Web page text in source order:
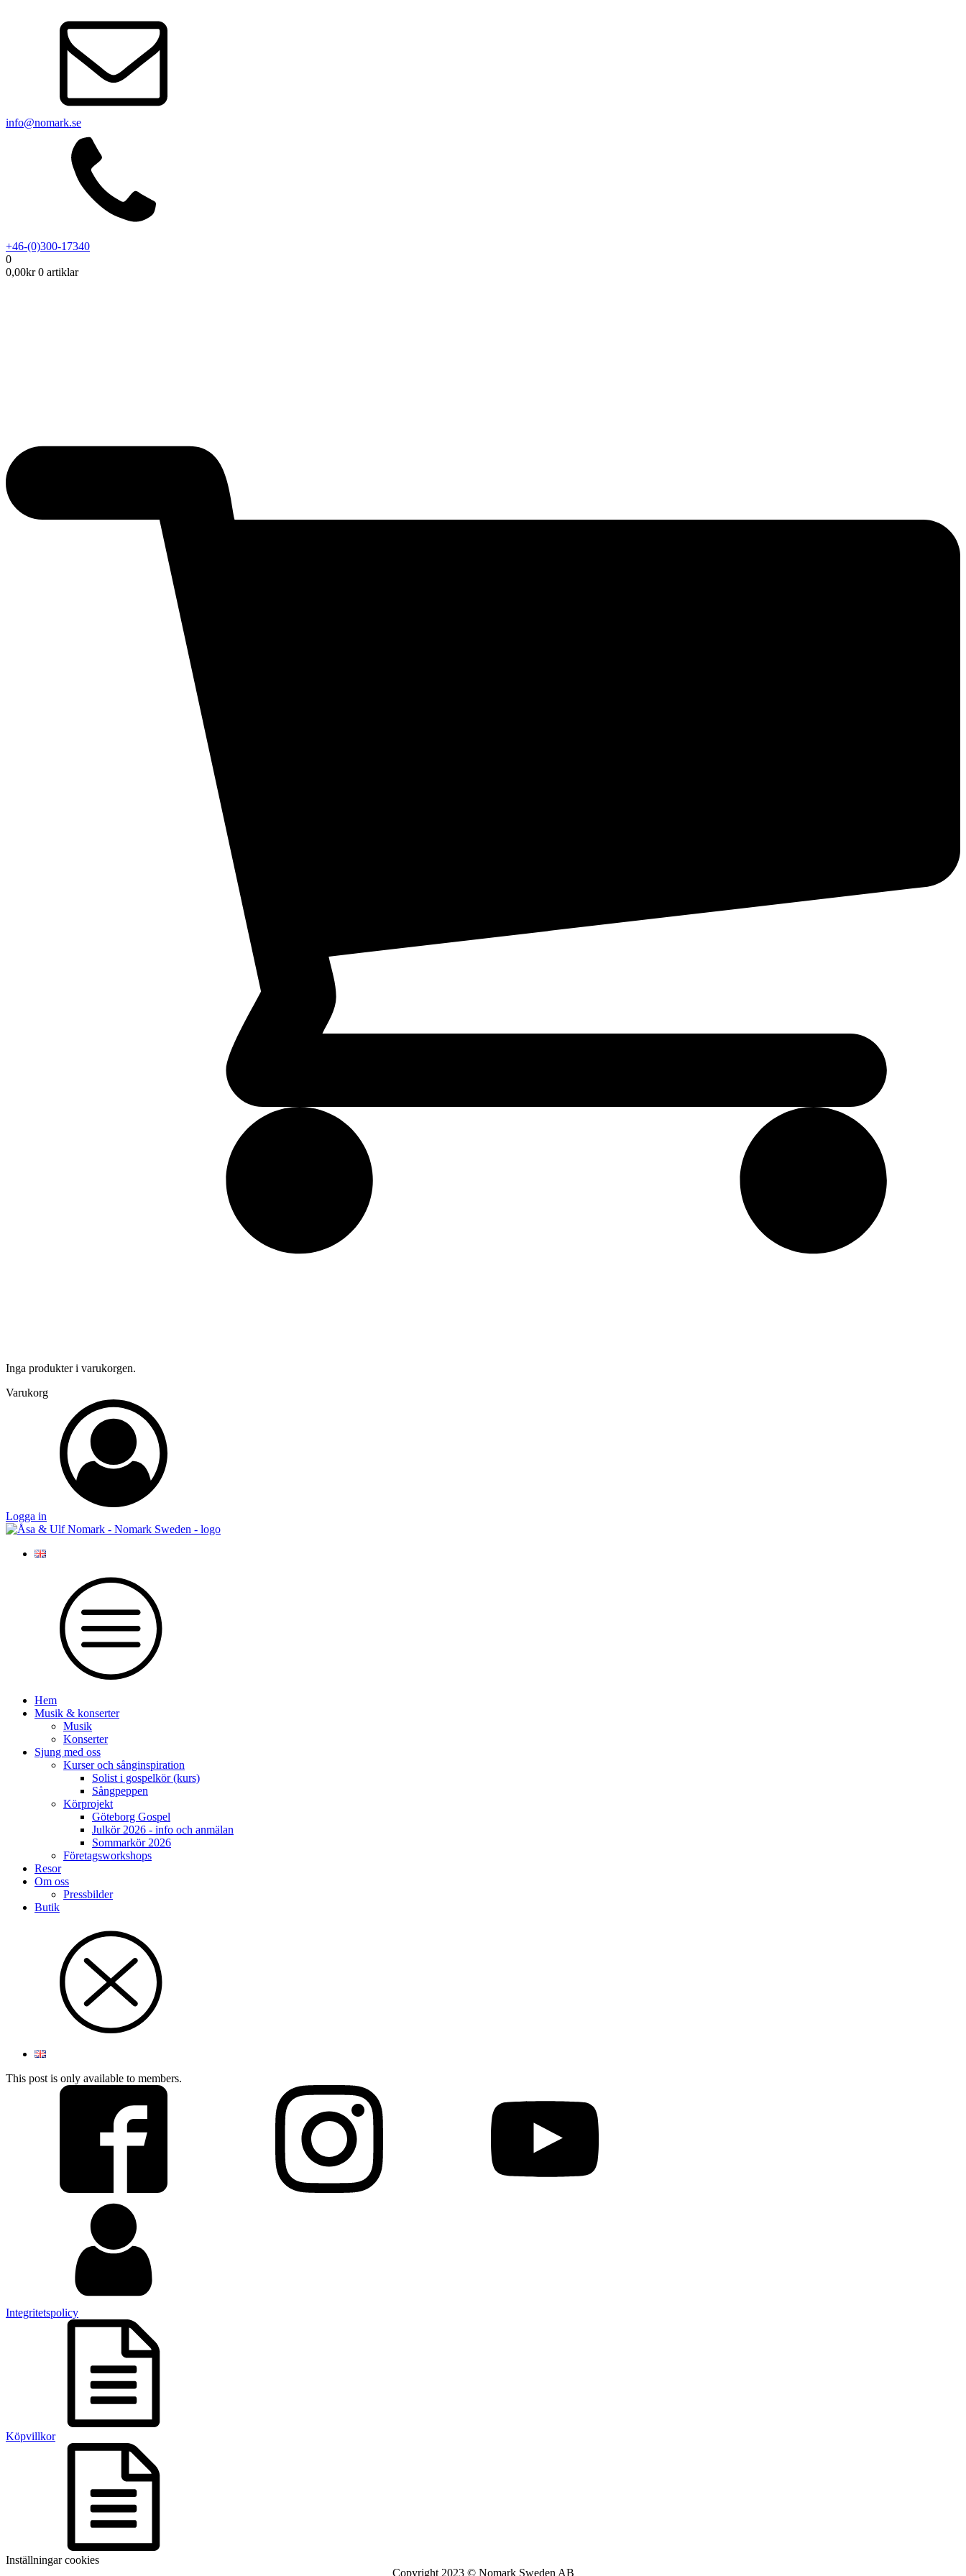
info@nomark.se
+46-(0)300-17340
0
0,00kr 0 artiklar
Inga produkter i varukorgen.
Varukorg
Logga in
Hem
Musik & konserter
Musik
Konserter
Sjung med oss
Kurser och sånginspiration
Solist i gospelkör (kurs)
Sångpeppen
Körprojekt
Göteborg Gospel
Julkör 2026 - info och anmälan
Sommarkör 2026
Företagsworkshops
Resor
Om oss
Pressbilder
Butik
This post is only available to members.
Integritetspolicy
Köpvillkor
Inställningar cookies
Copyright 2023 © Nomark Sweden AB